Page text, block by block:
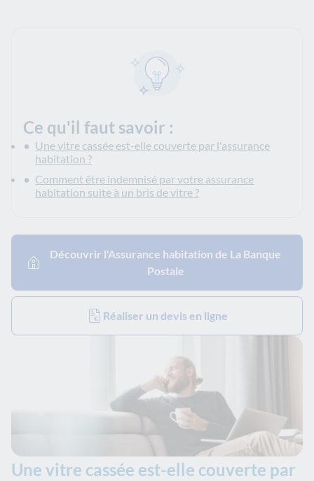
Ce qu'il faut savoir :
Une vitre cassée est-elle couverte par l'assurance
habitation ?
Comment être indemnisé par votre assurance
habitation suite à un bris de vitre ?
Découvrir l'Assurance habitation de La Banque
Postale
Réaliser un devis en ligne
Une vitre cassée est-elle couverte par